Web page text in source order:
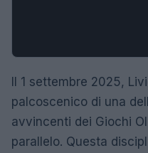
Il 1 settembre 2025,
palcoscenico di una
avvincenti dei Giochi
parallelo. Questa